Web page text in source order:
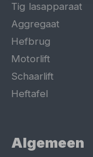
Tig lasapparaat
Aggregaat
Hefbrug
Motorlift
Schaarlift
Heftafel
Algemeen